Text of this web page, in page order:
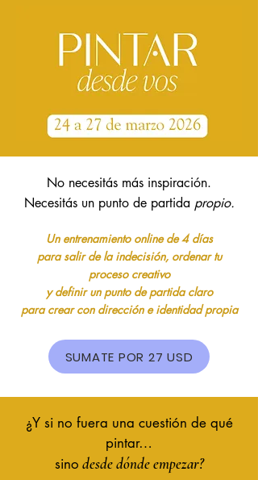
No necesitás más inspiración.
Necesitás un punto de partida propio.
Un entrenamiento online de 4 días
para salir de la indecisión, ordenar tu
proceso creativo
y definir un punto de partida claro
para crear con dirección e identidad propia
SUMATE POR 27 USD
¿Y si no fuera una cuestión de qué
pintar…
sino desde dónde empezar?